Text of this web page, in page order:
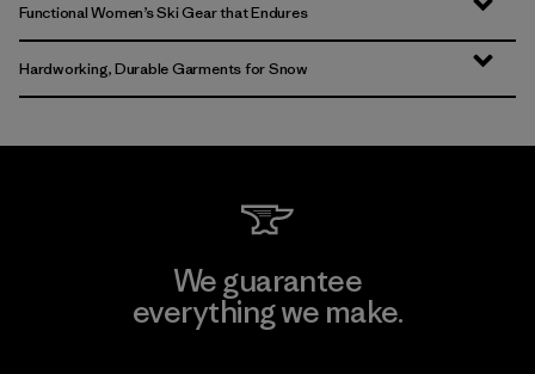
Functional Women’s Ski Gear that Endures
Hardworking, Durable Garments for Snow
We guarantee
everything we make.